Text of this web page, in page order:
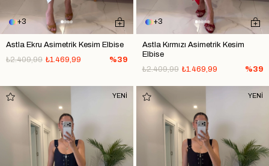
3
Astla Ekru Asimetrik Kesim Elbise
₺1.469,99
₺2.409,99 %39
3
Astla Kırmızı Asimetrik Kesim
Elbise
₺1.469,99
₺2.409,99 %39
YENİ YENİ